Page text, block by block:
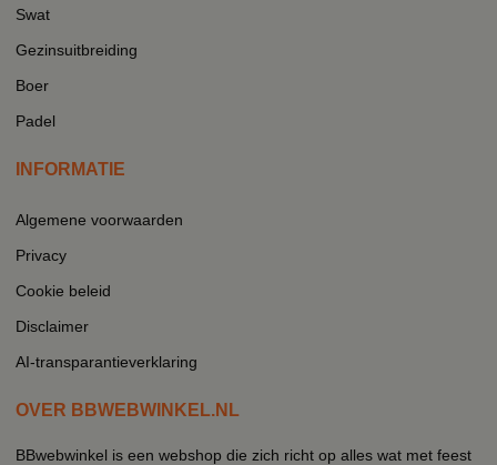
Swat
Gezinsuitbreiding
Boer
Padel
INFORMATIE
Algemene voorwaarden
Privacy
Cookie beleid
Disclaimer
AI-transparantieverklaring
OVER BBWEBWINKEL.NL
BBwebwinkel is een webshop die zich richt op alles wat met feest